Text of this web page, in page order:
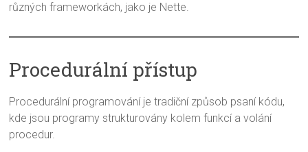
různých frameworkách, jako je Nette.
Procedurální přístup
Procedurální programování je tradiční způsob psaní kódu,
kde jsou programy strukturovány kolem funkcí a volání
procedur.